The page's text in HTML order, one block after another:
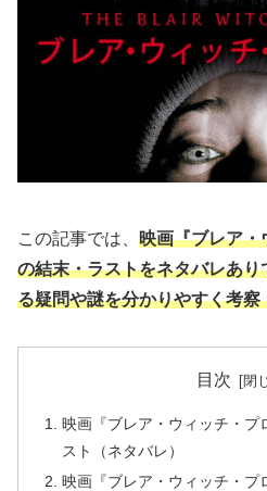
この記事では、 映画『ブレア・
の結末・ラストをネタバレあ
る疑問や謎を分かりやすく考察
目次
映画『ブレア・ウィッチ・プ
スト（ネタバレ）
映画『ブレア・ウィッチ・プ